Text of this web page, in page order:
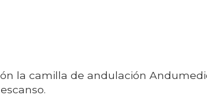
la camilla de andulación